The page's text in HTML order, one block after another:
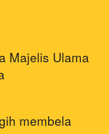
Majelis Ulama
membela